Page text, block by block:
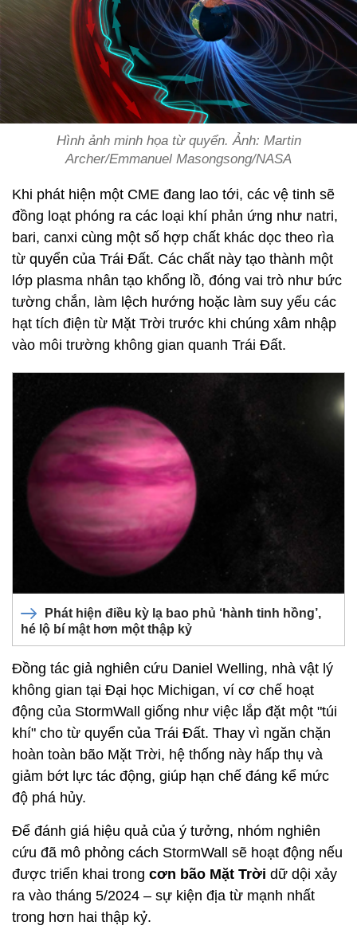
Hình ảnh minh họa từ quyển. Ảnh: Martin
Archer/Emmanuel Masongsong/NASA
Khi phát hiện một CME đang lao tới, các vệ tinh sẽ
đồng loạt phóng ra các loại khí phản ứng như natri,
bari, canxi cùng một số hợp chất khác dọc theo rìa
từ quyển của Trái Đất. Các chất này tạo thành một
lớp plasma nhân tạo khổng lồ, đóng vai trò như bức
tường chắn, làm lệch hướng hoặc làm suy yếu các
hạt tích điện từ Mặt Trời trước khi chúng xâm nhập
vào môi trường không gian quanh Trái Đất.
Phát hiện điều kỳ lạ bao phủ ‘hành tinh hồng’,
hé lộ bí mật hơn một thập kỷ
Đồng tác giả nghiên cứu Daniel Welling, nhà vật lý
không gian tại Đại học Michigan, ví cơ chế hoạt
động của StormWall giống như việc lắp đặt một "túi
khí" cho từ quyển của Trái Đất. Thay vì ngăn chặn
hoàn toàn bão Mặt Trời, hệ thống này hấp thụ và
giảm bớt lực tác động, giúp hạn chế đáng kể mức
độ phá hủy.
Để đánh giá hiệu quả của ý tưởng, nhóm nghiên
cứu đã mô phỏng cách StormWall sẽ hoạt động nếu
được triển khai trong cơn bão Mặt Trời dữ dội xảy
ra vào tháng 5/2024 – sự kiện địa từ mạnh nhất
trong hơn hai thập kỷ.